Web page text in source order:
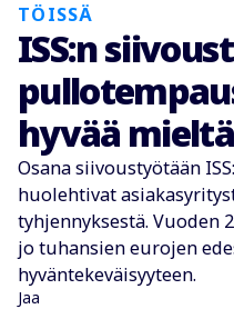
TÖISSÄ
ISS:n
hyvää mieltä
Osana siivoustyötään
huolehtivat
tyhjennyksestä. Vuoden
jo tuhansien eurojen
hyväntekeväisyyteen.
Jaa